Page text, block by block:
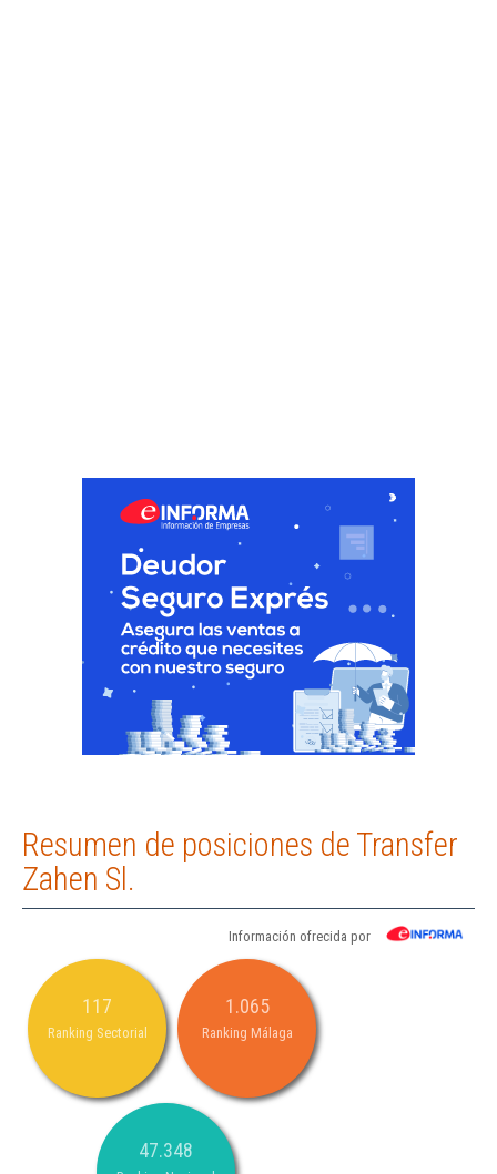
Resumen de posiciones de Transfer
Zahen Sl.
Información ofrecida por
117
Ranking Sectorial
1.065
Ranking Málaga
47.348